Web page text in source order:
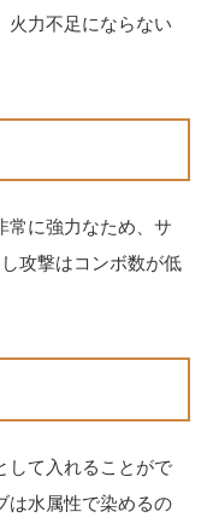
火力不足にならない
常に強力なため、サ
攻撃はコンボ数が低
して入れることがで
は水属性で染めるの